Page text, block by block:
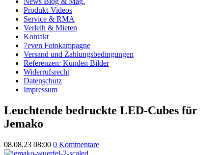
Produkt-Videos
Service & RMA
Verleih & Mieten
Kontakt
7even Fotokampagne
Versand und Zahlungsbedingungen
Referenzen: Kunden Bilder
Widerrufsrecht
Datenschutz
Impressum
Leuchtende bedruckte LED-Cubes für
Jemako
08.08.23 08:00 0 Kommentare